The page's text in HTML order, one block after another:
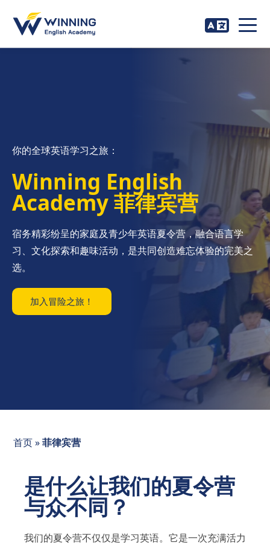
你的全球英语学习之旅：
Winning English
Academy 菲律宾营
宿务精彩纷呈的家庭及青少年英语夏令营，融合语言学
习、文化探索和趣味活动，是共同创造难忘体验的完美之
选。
加入冒险之旅！
首页»菲律宾营
是什么让我们的夏令营
与众不同？
我们的夏令营不仅仅是学习英语。它是一次充满活力